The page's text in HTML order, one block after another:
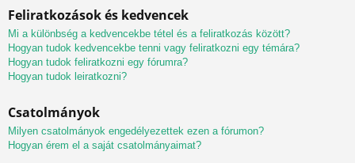
Feliratkozások és kedvencek
Mi a különbség a kedvencekbe tétel és a feliratkozás között?
Hogyan tudok kedvencekbe tenni vagy feliratkozni egy témára?
Hogyan tudok feliratkozni egy fórumra?
Hogyan tudok leiratkozni?
Csatolmányok
Milyen csatolmányok engedélyezettek ezen a fórumon?
Hogyan érem el a saját csatolmányaimat?